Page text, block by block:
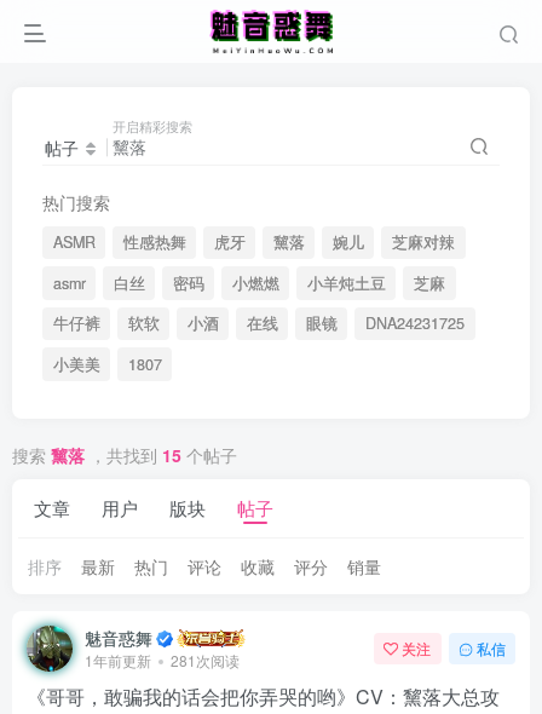
帖子
开启精彩搜索
热门搜索
ASMR 性感热舞 虎牙 黧落 婉儿
芝麻对辣
asmr
白丝 密码 小燃燃 小羊炖土豆
芝麻
牛仔裤
软软 小酒 在线 眼镜
DNA24231725
小美美
1807
搜索 黧落 ，共找到 15 个帖子
文章 用户 版块 帖子
排序 最新 热门 评论 收藏 评分 销量
魅音惑舞
1年前更新 281次阅读
关注 私信
《哥哥，敢骗我的话会把你弄哭的哟》CV：黧落大总攻